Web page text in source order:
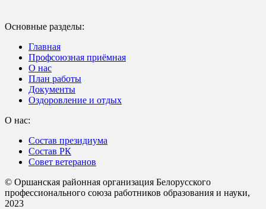
Основные разделы:
Главная
Профсоюзная приёмная
О нас
План работы
Документы
Оздоровление и отдых
О нас:
Состав президиума
Состав РК
Совет ветеранов
© Оршанская районная организация Белорусского
профессионального союза работников образования и науки,
2023